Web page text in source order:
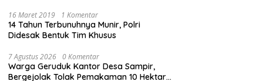
16 Maret 2019 1 Komentar
14 Tahun Terbunuhnya Munir, Polri
Didesak Bentuk Tim Khusus
7 Agustus 2026 0 Komentar
Warga Geruduk Kantor Desa Sampir,
Bergejolak Tolak Pemakaman 10 Hektare,